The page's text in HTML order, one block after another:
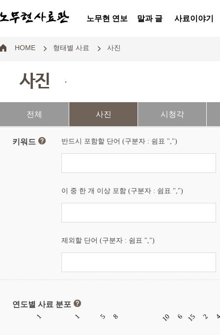
노무현 연보 말과 글 사료이야기
HOME 형태별 사료 사진
사진 .
전체 사진 시청각
키워드 반드시 포함할 단어 (구분자 : 쉼표 ",")
이 중 한 개 이상 포함 (구분자 : 쉼표 ",")
제외할 단어 (구분자 : 쉼표 ",")
연도별 사료 분포
1 1 5 8 10 6 15 2